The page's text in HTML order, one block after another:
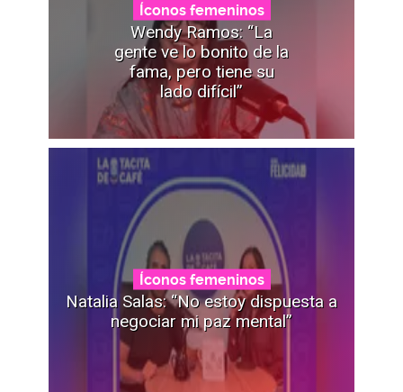
Íconos femeninos
Wendy Ramos: “La
gente ve lo bonito de la
fama, pero tiene su
lado difícil”
Íconos femeninos
Natalia Salas: “No estoy dispuesta a
negociar mi paz mental”